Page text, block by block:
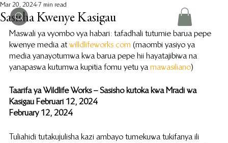
Sasisha Kwenye Kasigau
Mar 20, 2024 7 min read
Maswali ya vyombo vya habari: tafadhali tutumie barua pepe
kwenye media at willdlifeworks.com (maombi yasiyo ya
media yanayotumwa kwa barua pepe hii hayatajibiwa na
yanapaswa kutumwa kupitia fomu yetu ya mawasiliano)
Taarifa ya Wildlife Works – Sasisho kutoka kwa Mradi wa
Kasigau Februari 12, 2024
February 12, 2024
Tuliahidi tutakujulisha kazi ambayo tumekuwa tukifanya ili